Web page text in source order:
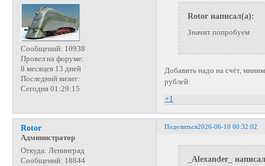
Сообщений: 10938
Провел на форуме:
8 месяцев 13 дней
Последний визит:
Сегодня 01:29:15
Rotor написал(а):
Значит попробуем
Добавить надо на счёт,
рублей.
+1
Поделиться2026-06-10 00:32:02
Rotor
Администратор
Откуда: Ленинград
Сообщений: 18844
_Alexander_